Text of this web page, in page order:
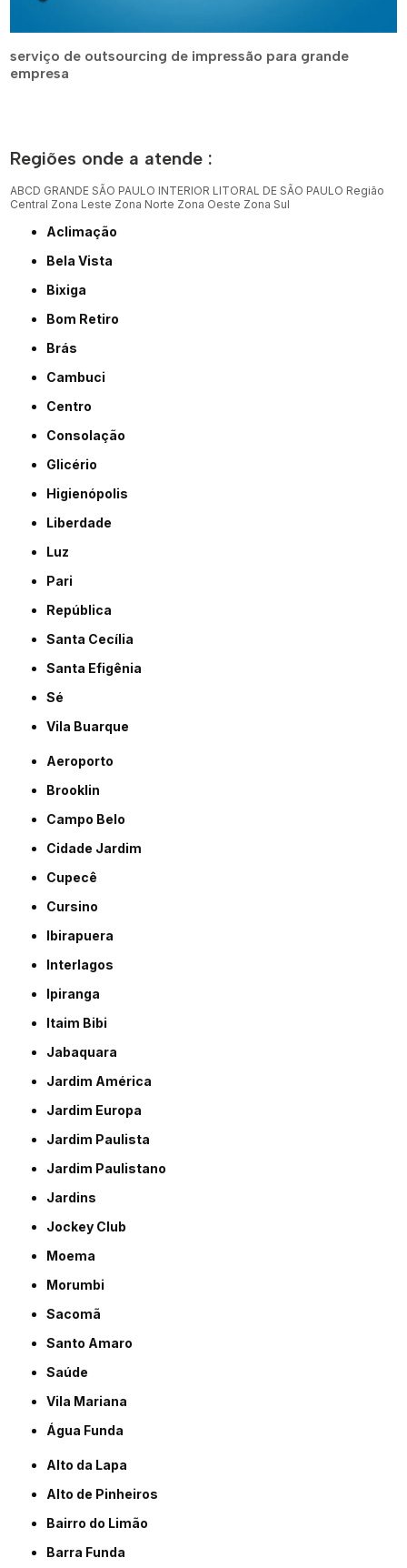
serviço de outsourcing de impressão para grande
empresa
Regiões onde a atende :
ABCD GRANDE SÃO PAULO INTERIOR LITORAL DE SÃO PAULO Região
Central Zona Leste Zona Norte Zona Oeste Zona Sul
Aclimação
Bela Vista
Bixiga
Bom Retiro
Brás
Cambuci
Centro
Consolação
Glicério
Higienópolis
Liberdade
Luz
Pari
República
Santa Cecília
Santa Efigênia
Sé
Vila Buarque
Aeroporto
Brooklin
Campo Belo
Cidade Jardim
Cupecê
Cursino
Ibirapuera
Interlagos
Ipiranga
Itaim Bibi
Jabaquara
Jardim América
Jardim Europa
Jardim Paulista
Jardim Paulistano
Jardins
Jockey Club
Moema
Morumbi
Sacomã
Santo Amaro
Saúde
Vila Mariana
Água Funda
Alto da Lapa
Alto de Pinheiros
Bairro do Limão
Barra Funda